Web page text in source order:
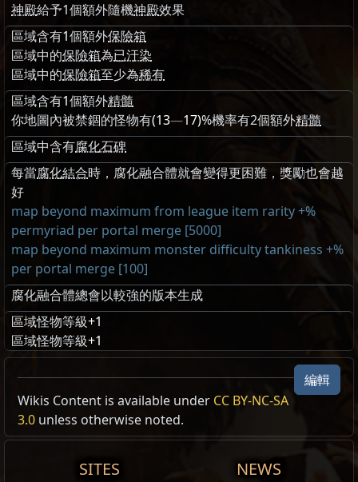
神殿給予1個額外隨機神殿效果
區域含有1個額外保險箱
區域中的保險箱為已汙染
區域中的保險箱至少為稀有
區域含有1個額外精髓
你地圖內被禁錮的怪物有(13—17)%機率有2個額外精髓
區域中含有腐化石碑
每當腐化結合時，腐化融合體就會變得更困難，獎勵也會越
好
map beyond maximum from league item rarity +%
permyriad per portal merge [5000]
map beyond maximum monster difficulty tankiness +%
per portal merge [100]
腐化融合體總會以較強的版本生成
區域怪物等級+1
區域怪物等級+1
腐化
含有腐化，代表區域可能會追加額外的詞綴。
腐化區域會使被擊殺的怪物將 ，創造出強大的怪
特效 , Free
在你的藏身處放置一個擺設。
Corruption
編輯
Wikis Content is available under CC BY-NC-SA
3.0 unless otherwise noted.
SITES NEWS